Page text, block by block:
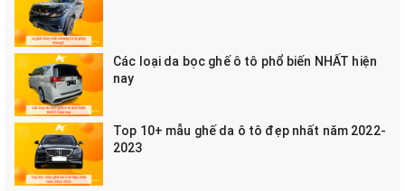
Các loại da bọc ghế ô tô phổ biến NHẤT hiện
nay
Top 10+ mẫu ghế da ô tô đẹp nhất năm 2022-
2023